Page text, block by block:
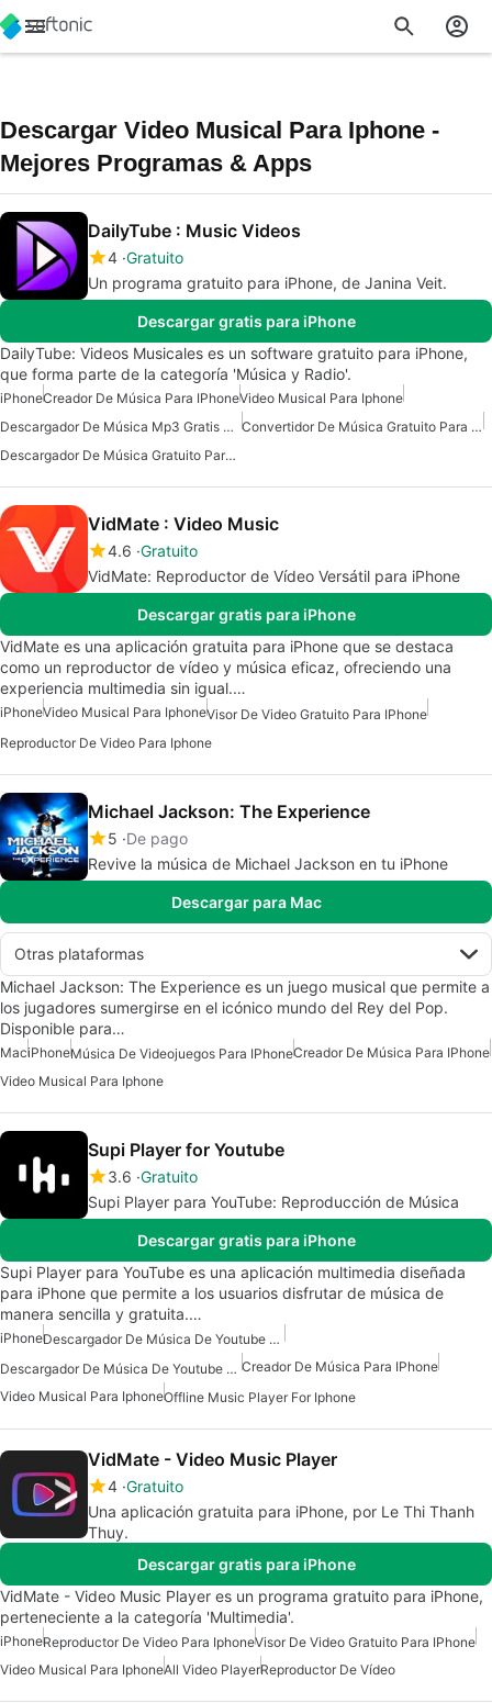
Descargar Video Musical Para Iphone -
Mejores Programas & Apps
DailyTube : Music Videos
4 Gratuito
Un programa gratuito para iPhone, de Janina Veit.
Descargar gratis para iPhone
DailyTube: Videos Musicales es un software gratuito para iPhone,
que forma parte de la categoría 'Música y Radio'.
iPhoneCreador De Música Para IPhoneVideo Musical Para Iphone
Descargador De Música Mp3 Gratis Para Iphone
Convertidor De Música Gratuito Para IPhone
Descargador De Música Gratuito Para IPhone
VidMate : Video Music
4.6 Gratuito
VidMate: Reproductor de Vídeo Versátil para iPhone
Descargar gratis para iPhone
VidMate es una aplicación gratuita para iPhone que se destaca
como un reproductor de vídeo y música eficaz, ofreciendo una
experiencia multimedia sin igual.…
iPhoneVideo Musical Para IphoneVisor De Video Gratuito Para IPhone
Reproductor De Video Para Iphone
Michael Jackson: The Experience
5 De pago
Revive la música de Michael Jackson en tu iPhone
Descargar para Mac
Otras plataformas
Michael Jackson: The Experience es un juego musical que permite a
los jugadores sumergirse en el icónico mundo del Rey del Pop.
Disponible para…
MaciPhoneMúsica De Videojuegos Para IPhoneCreador De Música Para IPhone
Video Musical Para Iphone
Supi Player for Youtube
3.6 Gratuito
Supi Player para YouTube: Reproducción de Música
Descargar gratis para iPhone
Supi Player para YouTube es una aplicación multimedia diseñada
para iPhone que permite a los usuarios disfrutar de música de
manera sencilla y gratuita.…
iPhone
Descargador De Música De Youtube Para Iphone
Descargador De Música De Youtube Gratis Para Iphone Creador De Música Para IPhone
Video Musical Para IphoneOffline Music Player For Iphone
VidMate - Video Music Player
4 Gratuito
Una aplicación gratuita para iPhone, por Le Thi Thanh
Thuy.
Descargar gratis para iPhone
VidMate - Video Music Player es un programa gratuito para iPhone,
perteneciente a la categoría 'Multimedia'.
iPhoneReproductor De Video Para IphoneVisor De Video Gratuito Para IPhone
Video Musical Para IphoneAll Video PlayerReproductor De Vídeo